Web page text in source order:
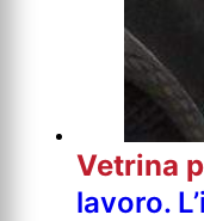
Vetrina
lavoro.